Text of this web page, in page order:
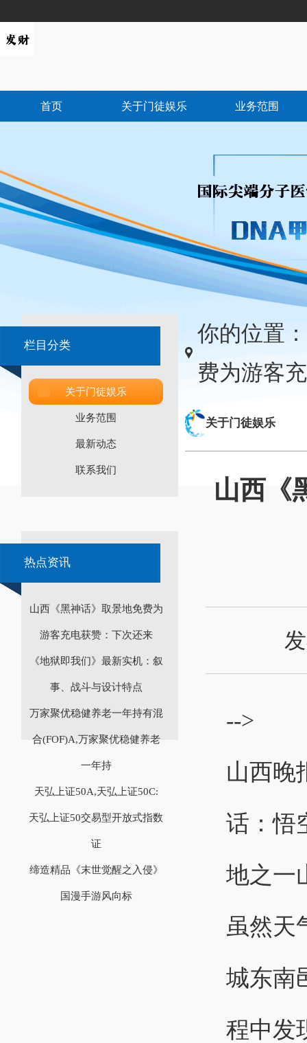
首页 关于门徒娱乐 业务范围
栏目分类
关于门徒娱乐
业务范围
最新动态
联系我们
热点资讯
山西《黑神话》取景地免费为
游客充电获赞：下次还来
《地狱即我们》最新实机：叙
事、战斗与设计特点
万家聚优稳健养老一年持有混
合(FOF)A,万家聚优稳健养老
一年持
天弘上证50A,天弘上证50C:
天弘上证50交易型开放式指数
证
缔造精品《末世觉醒之入侵》
国漫手游风向标
你的位置：
费为游客
关于门徒娱乐
山西《
-->
山西晚
话：悟
地之一
虽然天
城东南
程中发